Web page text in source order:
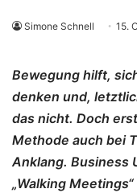
Simone Schnell 15.
Bewegung hilft,
denken und,
das nicht. Doch
Methode auch bei
Anklang. Business
„Walking Meetings“